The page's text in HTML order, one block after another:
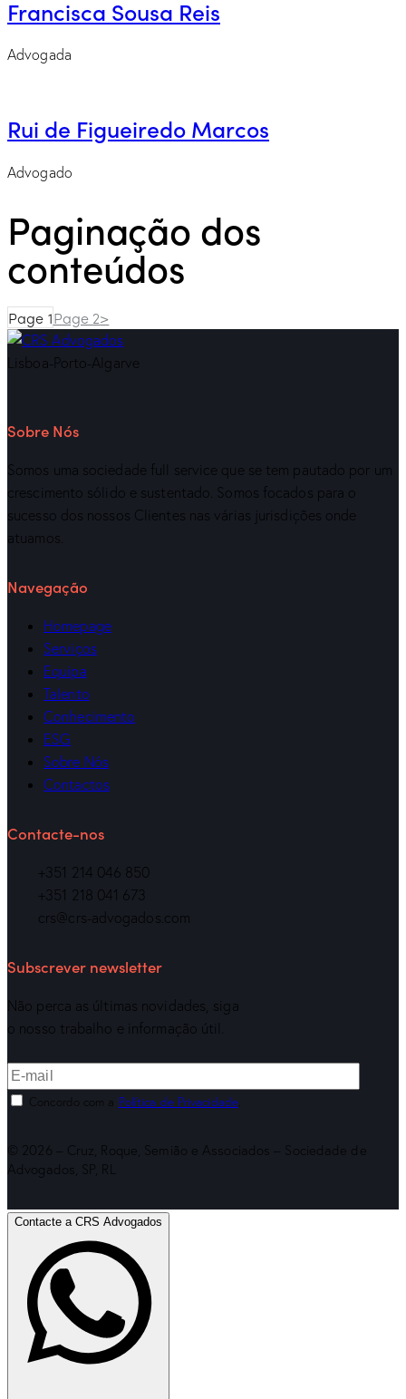
Francisca Sousa Reis
Advogada
Rui de Figueiredo Marcos
Advogado
Paginação dos
conteúdos
Page 1Page 2>
Lisboa-Porto-Algarve
Sobre Nós
Somos uma sociedade full service que se tem pautado por um
crescimento sólido e sustentado. Somos focados para o
sucesso dos nossos Clientes nas várias jurisdições onde
atuamos.
Navegação
Homepage
Serviços
Equipa
Talento
Conhecimento
ESG
Sobre Nós
Contactos
Contacte-nos
+351 214 046 850
+351 218 041 673
crs@crs-advogados.com
Subscrever newsletter
Não perca as últimas novidades, siga
o nosso trabalho e informação útil.
Concordo com a Política de Privacidade.
© 2026 – Cruz, Roque, Semião e Associados – Sociedade de
Advogados, SP, RL
Contacte a CRS Advogados